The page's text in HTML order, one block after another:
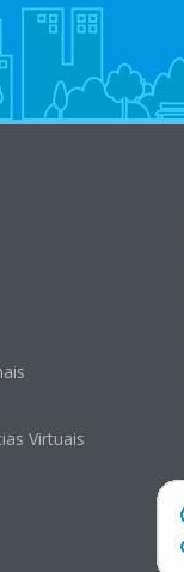
Virtuais